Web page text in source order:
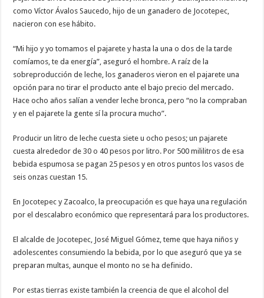
como Víctor Ávalos Saucedo, hijo de un ganadero de Jocotepec,
nacieron con ese hábito.
“Mi hijo y yo tomamos el pajarete y hasta la una o dos de la tarde
comíamos, te da energía”, aseguró el hombre. A raíz de la
sobreproducción de leche, los ganaderos vieron en el pajarete una
opción para no tirar el producto ante el bajo precio del mercado.
Hace ocho años salían a vender leche bronca, pero “no la compraban
y en el pajarete la gente sí la procura mucho”.
Producir un litro de leche cuesta siete u ocho pesos; un pajarete
cuesta alrededor de 30 o 40 pesos por litro. Por 500 mililitros de esa
bebida espumosa se pagan 25 pesos y en otros puntos los vasos de
seis onzas cuestan 15.
En Jocotepec y Zacoalco, la preocupación es que haya una regulación
por el descalabro económico que representará para los productores.
El alcalde de Jocotepec, José Miguel Gómez, teme que haya niños y
adolescentes consumiendo la bebida, por lo que aseguró que ya se
preparan multas, aunque el monto no se ha definido.
Por estas tierras existe también la creencia de que el alcohol del